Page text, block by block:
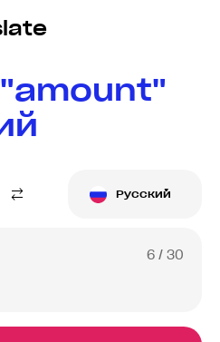
Русский
6 / 30